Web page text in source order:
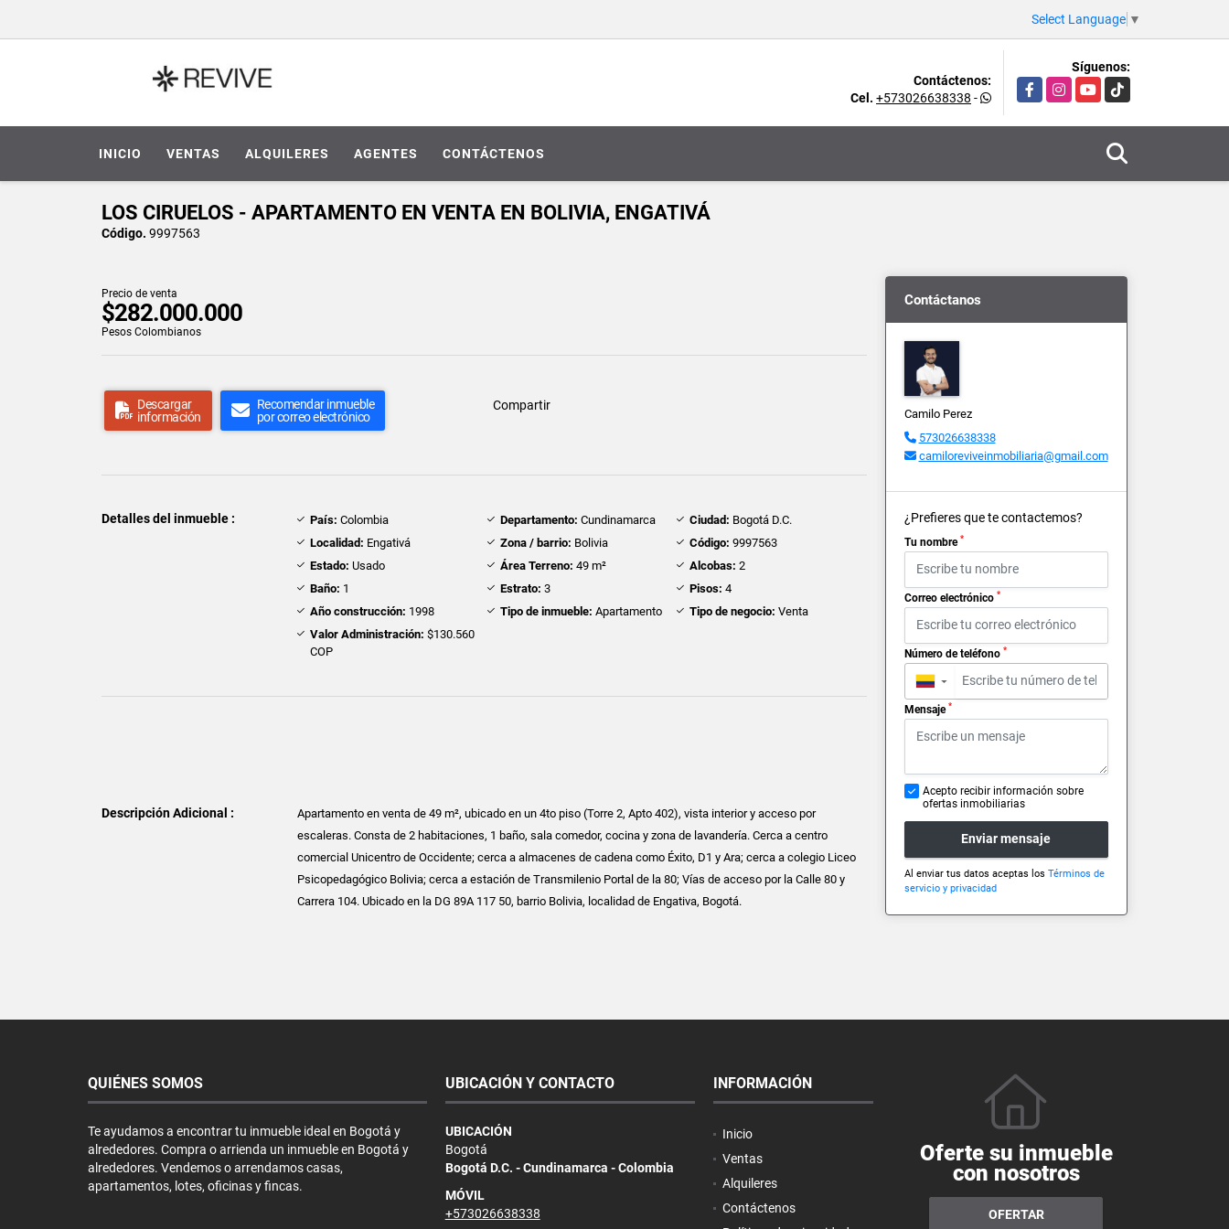
Select Language ▼
Contáctenos:
Cel. +573026638338 -
Síguenos:
FacebookInstagramYouTubeTikTok
INICIO VENTAS ALQUILERES AGENTES CONTÁCTENOS
LOS CIRUELOS - APARTAMENTO EN VENTA EN BOLIVIA, ENGATIVÁ
Código. 9997563
Precio de venta
$282.000.000
Pesos Colombianos
Descargar
información
Recomendar inmueble
por correo electrónico
Compartir
Detalles del inmueble : País: Colombia Departamento: Cundinamarca Ciudad: Bogotá D.C.
Localidad: Engativá Zona / barrio: Bolivia Código: 9997563
Estado: Usado Área Terreno: 49 m² Alcobas: 2
Baño: 1 Estrato: 3 Pisos: 4
Año construcción: 1998 Tipo de inmueble: Apartamento Tipo de negocio: Venta
Valor Administración: $130.560
COP
Descripción Adicional :
Apartamento en venta de 49 m², ubicado en un 4to piso (Torre 2, Apto 402), vista interior y acceso por
escaleras. Consta de 2 habitaciones, 1 baño, sala comedor, cocina y zona de lavandería. Cerca a centro
comercial Unicentro de Occidente; cerca a almacenes de cadena como Éxito, D1 y Ara; cerca a colegio Liceo
Psicopedagógico Bolivia; cerca a estación de Transmilenio Portal de la 80; Vías de acceso por la Calle 80 y
Carrera 104. Ubicado en la DG 89A 117 50, barrio Bolivia, localidad de Engativa, Bogotá.
Contáctanos
Camilo Perez
573026638338
camiloreviveinmobiliaria@gmail.com
¿Prefieres que te contactemos?
Tu nombre *
Correo electrónico *
Número de teléfono *
▼
Mensaje *
Acepto recibir información sobre
ofertas inmobiliarias
Enviar mensaje
Al enviar tus datos aceptas los Términos de
servicio y privacidad
QUIÉNES SOMOS
Te ayudamos a encontrar tu inmueble ideal en Bogotá y
alrededores. Compra o arrienda un inmueble en Bogotá y
alrededores. Vendemos o arrendamos casas,
apartamentos, lotes, oficinas y fincas.
UBICACIÓN Y CONTACTO
UBICACIÓN
Bogotá
Bogotá D.C. - Cundinamarca - Colombia
MÓVIL
+573026638338
INFORMACIÓN
Inicio
Ventas
Alquileres
Contáctenos
Oferte su inmueble
con nosotros
OFERTAR